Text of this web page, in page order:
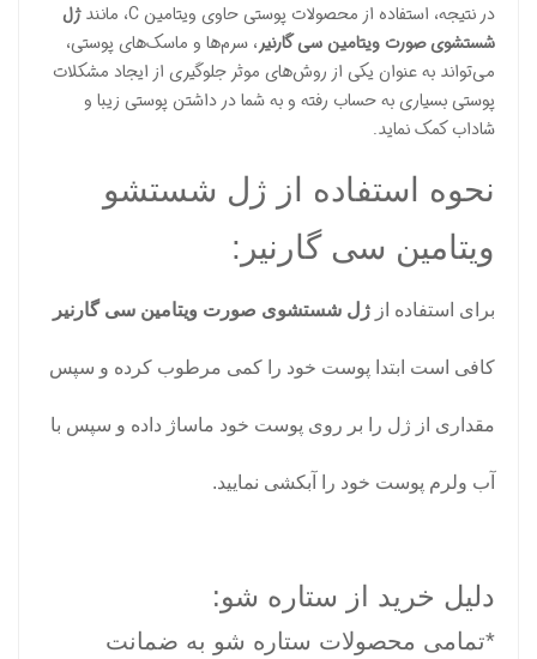
در نتیجه، استفاده از محصولات پوستی حاوی ویتامین C، مانند
ژل
شستشوی صورت ویتامین سی گارنیر، سرم‌ها و ماسک‌های پوستی،
می‌تواند به عنوان یکی از روش‌های موثر جلوگیری از ایجاد مشکلات
پوستی بسیاری به حساب رفته و به شما در داشتن پوستی زیبا و
شاداب کمک نماید.
نحوه استفاده از ژل شستشو
ویتامین سی گارنیر:
برای استفاده از ژل شستشوی صورت ویتامین سی گارنیر
کافی است ابتدا پوست خود را کمی مرطوب کرده و سپس
مقداری از ژل را بر روی پوست خود ماساژ داده و سپس با
آب ولرم پوست خود را آبکشی نمایید.
دلیل خرید از ستاره شو:
*تمامی محصولات ستاره شو به ضمانت